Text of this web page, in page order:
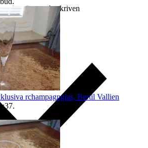
inte är som beskriven
rchampagnglas, Bertil Vallien
.